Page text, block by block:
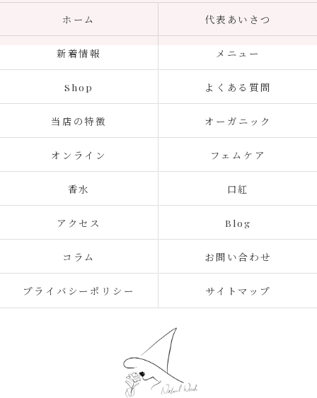
ホーム 代表あいさつ
新着情報 メニュー
Shop よくある質問
当店の特徴 オーガニック
オンライン フェムケア
香水 口紅
アクセス Blog
コラム お問い合わせ
プライバシーポリシー サイトマップ